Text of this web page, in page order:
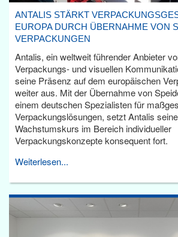
ANTALIS STÄRKT
EUROPA DURCH ÜBERNAHME VON
VERPACKUNGEN
Antalis, ein weltweit führender Anbieter
Verpackungs- und visuellen
seine Präsenz auf dem europäischen
weiter aus. Mit der Übernahme von
einem deutschen Spezialisten für
Verpackungslösungen, setzt Antalis
Wachstumskurs im Bereich individueller
Verpackungskonzepte konsequent fort.
Weiterlesen...